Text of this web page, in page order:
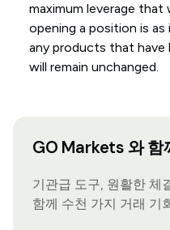
maximum leverage
opening a position is
any products that have
will remain unchanged.
GO Markets 와 함
기관급 도구, 원활한 체
함께 수천 가지 거래 기